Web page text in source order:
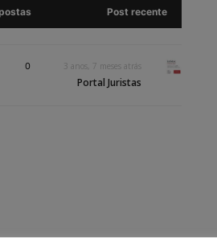
Post recente
0 3 anos, 7 meses atrás
Portal Juristas